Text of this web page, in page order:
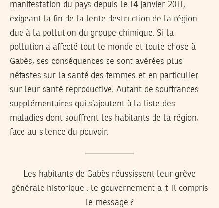
manifestation du pays depuis le 14 janvier 2011,
exigeant la fin de la lente destruction de la région
due à la pollution du groupe chimique. Si la
pollution a affecté tout le monde et toute chose à
Gabès, ses conséquences se sont avérées plus
néfastes sur la santé des femmes et en particulier
sur leur santé reproductive. Autant de souffrances
supplémentaires qui s’ajoutent à la liste des
maladies dont souffrent les habitants de la région,
face au silence du pouvoir.
Les habitants de Gabès réussissent leur grève
générale historique : le gouvernement a-t-il compris
le message ?